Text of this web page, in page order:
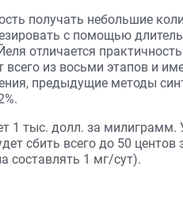
получать небольшие
с помощью
отличается
из восьми этапов и
предыдущие методы
1 тыс. долл. за
сбить всего до 50 центов
составлять 1 мг/сут).